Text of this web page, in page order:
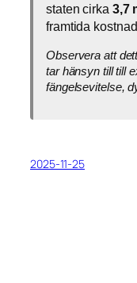
staten cirka 3,7
framtida
Observera att
tar hänsyn till till
fängelsevitelse,
2025-11-25